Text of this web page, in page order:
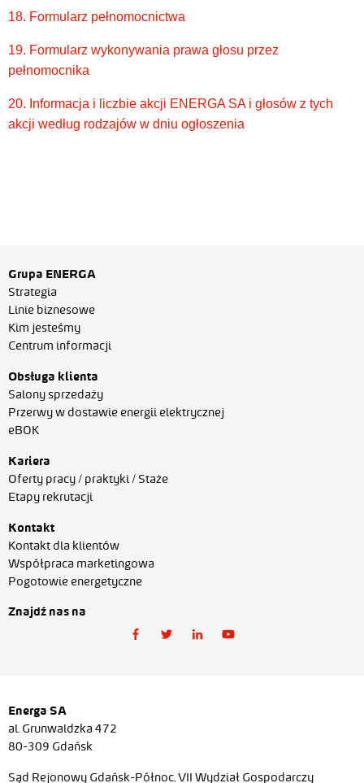
18. Formularz pełnomocnictwa
19. Formularz wykonywania prawa głosu przez
pełnomocnika
20. Informacja i liczbie akcji ENERGA SA i głosów z tych
akcji według rodzajów w dniu ogłoszenia
Grupa ENERGA
Strategia
Linie biznesowe
Kim jesteśmy
Centrum informacji
Obsługa klienta
Salony sprzedaży
Przerwy w dostawie energii elektrycznej
eBOK
Kariera
Oferty pracy / praktyki / Staże
Etapy rekrutacji
Kontakt
Kontakt dla klientów
Współpraca marketingowa
Pogotowie energetyczne
Znajdź nas na
Energa SA
al. Grunwaldzka 472
80-309 Gdańsk
Sąd Rejonowy Gdańsk-Północ, VII Wydział Gospodarczy